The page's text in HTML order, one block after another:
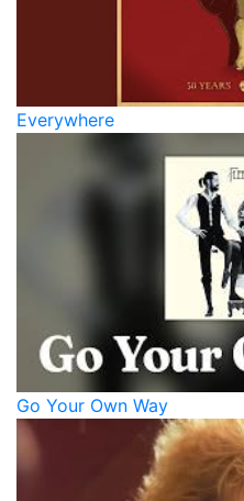
Everywhere
Go Your Own Way